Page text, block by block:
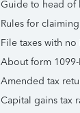
Guide to head of
Rules for
File taxes with
About form 1099-
Amended tax
Capital gains tax